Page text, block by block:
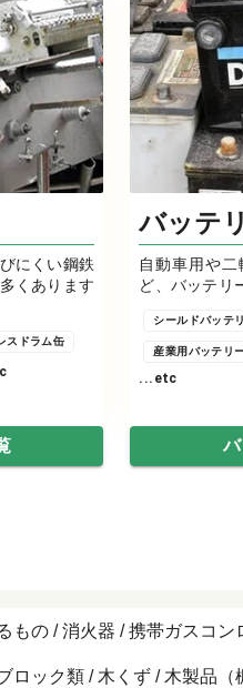
にくい鋼鉄
くあります
スドラム缶
バッテ
自動車用や
ど、バッテリ
シールドバッテ
産業用バッテリ
...etc
もの / 消火器 / 携帯ガスコ
ロック類 / 木くず / 木製品